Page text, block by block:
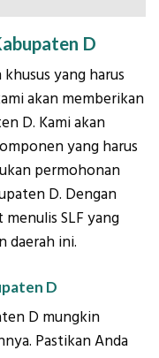
D
yang harus
akan memberikan
D. Kami akan
yang harus
permohonan
D. Dengan
SLF yang
daerah ini.
D
D mungkin
Pastikan Anda